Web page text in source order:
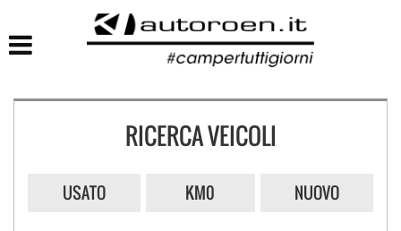
RICERCA VEICOLI
USATO KM0 NUOVO